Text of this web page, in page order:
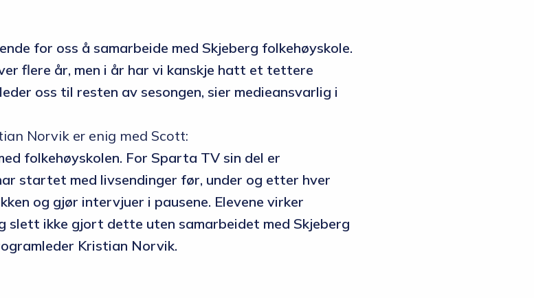
for oss å samarbeide med Skjeberg folkehøyskole.
flere år, men i år har vi kanskje hatt et tettere
oss til resten av sesongen, sier medieansvarlig i
Norvik er enig med Scott:
folkehøyskolen. For Sparta TV sin del er
startet med livsendinger før, under og etter hver
og gjør intervjuer i pausene. Elevene virker
slett ikke gjort dette uten samarbeidet med Skjeberg
Kristian Norvik.